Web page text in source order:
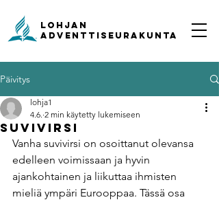
Lohjan
ADVENTTISEURAKUNTA
Päivitys
Suvivirsi
lohja1
4.6. 2 min käytetty lukemiseen
Vanha suvivirsi on osoittanut olevansa
edelleen voimissaan ja hyvin
ajankohtainen ja liikuttaa ihmisten
mieliä ympäri Eurooppaa. Tässä osa